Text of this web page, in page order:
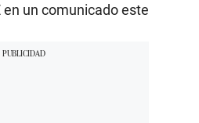
en un comunicado este